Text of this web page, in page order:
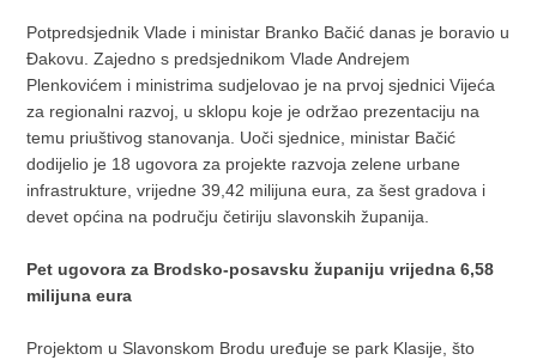
Potpredsjednik Vlade i ministar Branko Bačić danas je boravio u
Đakovu. Zajedno s predsjednikom Vlade Andrejem
Plenkovićem i ministrima sudjelovao je na prvoj sjednici Vijeća
za regionalni razvoj, u sklopu koje je održao prezentaciju na
temu priuštivog stanovanja. Uoči sjednice, ministar Bačić
dodijelio je 18 ugovora za projekte razvoja zelene urbane
infrastrukture, vrijedne 39,42 milijuna eura, za šest gradova i
devet općina na području četiriju slavonskih županija.
Pet ugovora za Brodsko-posavsku županiju vrijedna 6,58
milijuna eura
Projektom u Slavonskom Brodu uređuje se park Klasije, što